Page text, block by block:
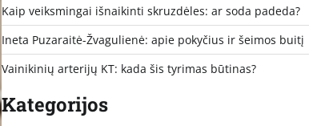
Kaip veiksmingai išnaikinti skruzdėles: ar soda padeda?
Ineta Puzaraitė-Žvagulienė: apie pokyčius ir šeimos buitį
Vainikinių arterijų KT: kada šis tyrimas būtinas?
Kategorijos